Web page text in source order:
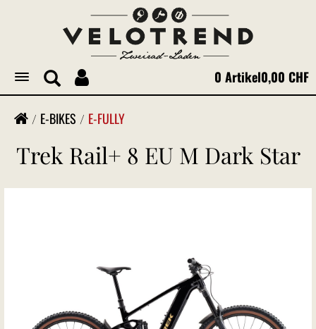
Toggle
navigation
0 Artikel0,00 CHF
E-BIKES E-FULLY
Trek Rail+ 8 EU M Dark Star